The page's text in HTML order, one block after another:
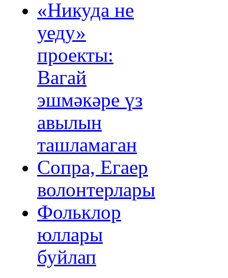
«Никуда не
уеду»
проекты:
Вагай
эшмәкәре үз
авылын
ташламаган
Сопра, Егаер
волонтерлары
Фольклор
юллары
буйлап